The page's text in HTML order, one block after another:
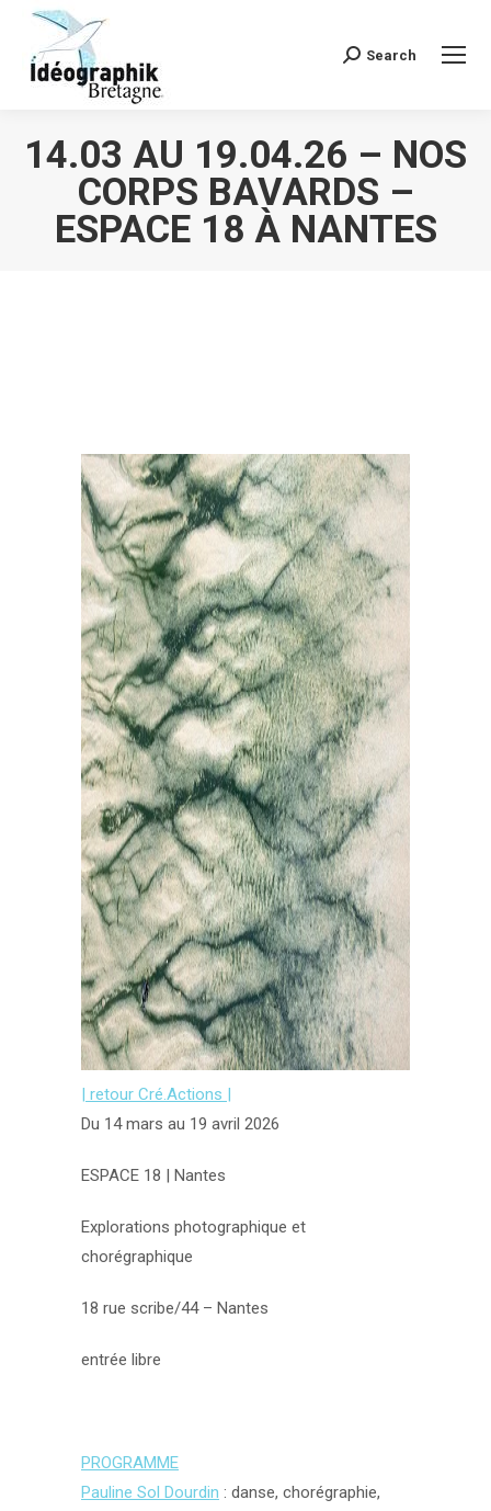
Recherche
Search
14.03 AU 19.04.26 – NOS
CORPS BAVARDS –
ESPACE 18 À NANTES
| retour Cré.Actions |
Du 14 mars au 19 avril 2026
ESPACE 18 | Nantes
Explorations photographique et
chorégraphique
18 rue scribe/44 – Nantes
entrée libre
PROGRAMME
Pauline Sol Dourdin : danse, chorégraphie,